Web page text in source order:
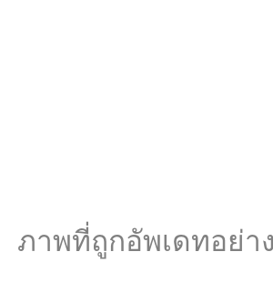
ภาพที่ถูกอัพเดทอย่า